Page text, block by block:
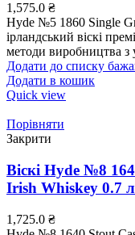
1,575.0 ₴
Hyde №5 1860 Single
ірландський віскі
методи виробництва з
Додати до списку
Додати в кошик
Quick view
Порівняти
Закрити
Віскі Hyde №8
Irish Whiskey 0.7
1,725.0 ₴